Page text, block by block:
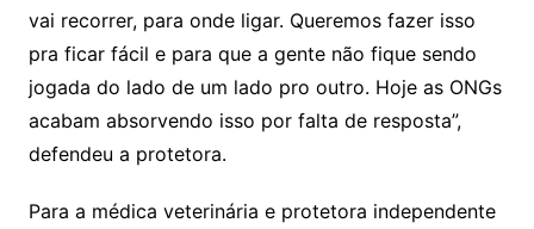
vai recorrer, para onde ligar. Queremos fazer isso
pra ficar fácil e para que a gente não fique sendo
jogada do lado de um lado pro outro. Hoje as ONGs
acabam absorvendo isso por falta de resposta”,
defendeu a protetora.
Para a médica veterinária e protetora independente